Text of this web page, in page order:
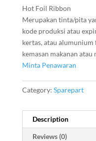
Hot Foil Ribbon
Merupakan tinta/pita
kode produksi atau
kertas, atau
kemasan makanan atau
Minta Penawaran
Category: Sparepart
Description
Reviews (0)